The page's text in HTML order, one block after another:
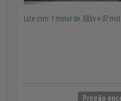
Lote com: 1 motor de 300cv e 07
Pregão